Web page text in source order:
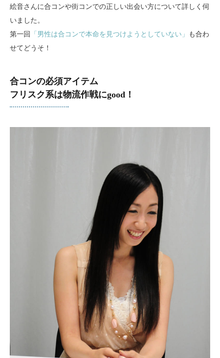
絵音さんに合コンや街コンでの正しい出会い方について詳しく伺
いました。
第一回
「男性は合コンで本命を見つけようとしていない」
も合わ
せてどうそ！
合コンの必須アイテム
フリスク系は物流作戦にgood！